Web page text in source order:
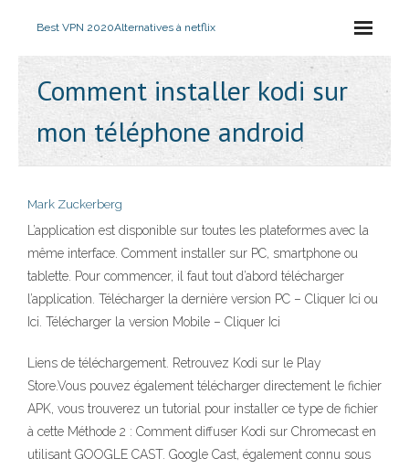
Best VPN 2020Alternatives à netflix
Comment installer kodi sur
mon téléphone android
Mark Zuckerberg
L’application est disponible sur toutes les plateformes avec la
même interface. Comment installer sur PC, smartphone ou
tablette. Pour commencer, il faut tout d’abord télécharger
l’application. Télécharger la dernière version PC – Cliquer Ici ou
Ici. Télécharger la version Mobile – Cliquer Ici
Liens de téléchargement. Retrouvez Kodi sur le Play
Store.Vous pouvez également télécharger directement le fichier
APK, vous trouverez un tutorial pour installer ce type de fichier
à cette Méthode 2 : Comment diffuser Kodi sur Chromecast en
utilisant GOOGLE CAST. Google Cast, également connu sous